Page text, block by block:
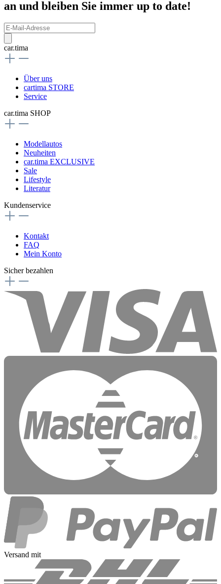
an und bleiben Sie immer up to date!
car.tima
Über uns
cartima STORE
Service
car.tima SHOP
Modellautos
Neuheiten
car.tima EXCLUSIVE
Sale
Lifestyle
Literatur
Kundenservice
Kontakt
FAQ
Mein Konto
Sicher bezahlen
Versand mit